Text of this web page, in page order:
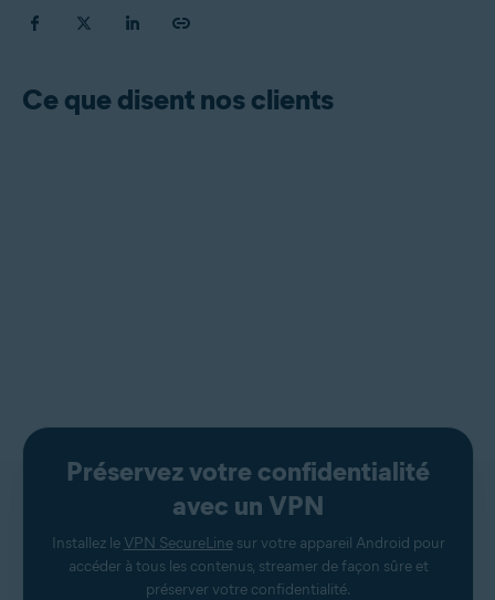
Ce que disent nos clients
Préservez votre confidentialité
avec un VPN
Installez le VPN SecureLinesur votre appareil Android pour
accéder à tous les contenus, streamer de façon sûre et
préserver votre confidentialité.